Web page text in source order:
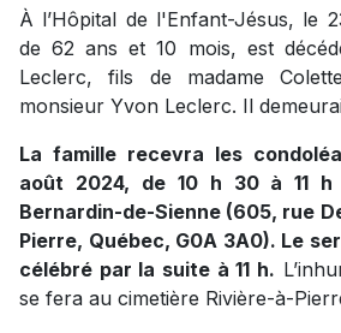
À l’Hôpital de l'Enfant-Jésus, le
de 62 ans et 10 mois, est
Leclerc, fils de madame
monsieur Yvon Leclerc. Il
La famille recevra les
août 2024, de 10 h 30 à 11 h
Bernardin-de-Sienne (605, rue
Pierre, Québec, G0A 3A0). Le
célébré par la suite à 11 h.
se fera au cimetière Rivière-à-